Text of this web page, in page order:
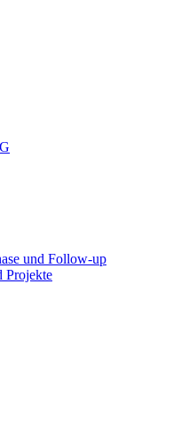
und Follow-up
Projekte